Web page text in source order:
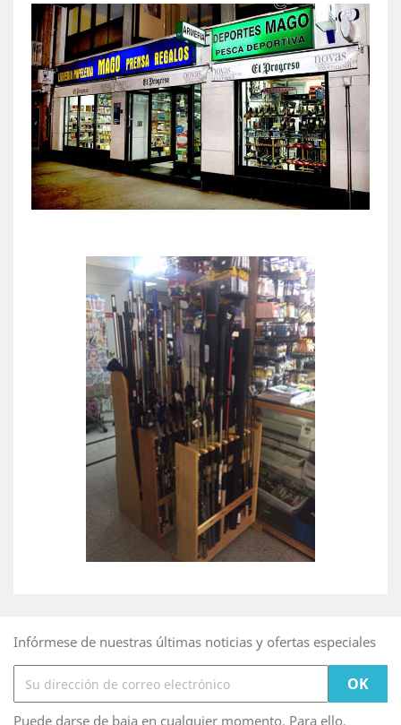
Infórmese de nuestras últimas noticias y ofertas especiales
Puede darse de baja en cualquier momento. Para ello,